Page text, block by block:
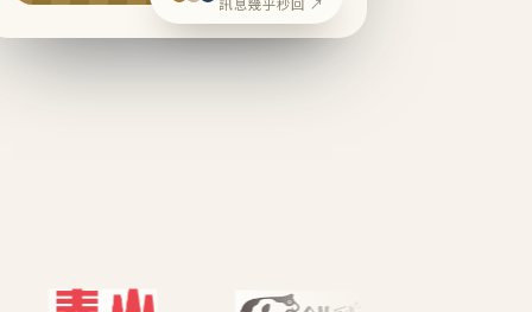
訊息幾乎秒回 ↗